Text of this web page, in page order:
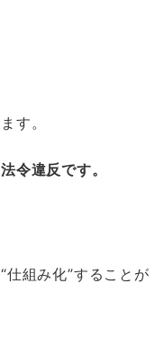
す。
令違反です。
組み化”することが